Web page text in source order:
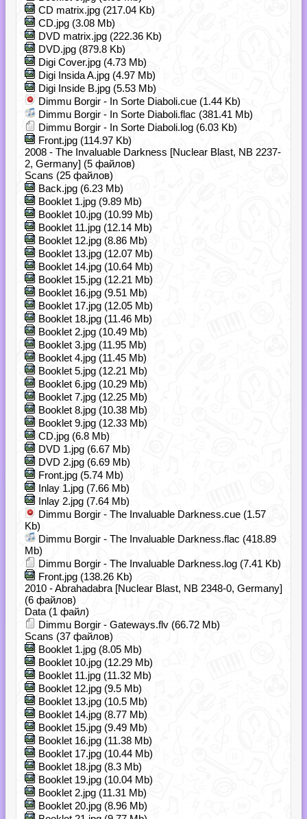
CD matrix.jpg (217.04 Kb)
CD.jpg (3.08 Mb)
DVD matrix.jpg (222.36 Kb)
DVD.jpg (879.8 Kb)
Digi Cover.jpg (4.73 Mb)
Digi Insida A.jpg (4.97 Mb)
Digi Inside B.jpg (5.53 Mb)
Dimmu Borgir - In Sorte Diaboli.cue (1.44 Kb)
Dimmu Borgir - In Sorte Diaboli.flac (381.41 Mb)
Dimmu Borgir - In Sorte Diaboli.log (6.03 Kb)
Front.jpg (114.97 Kb)
2008 - The Invaluable Darkness [Nuclear Blast, NB 2237-
2, Germany] (5 файлов)
Scans (25 файлов)
Back.jpg (6.23 Mb)
Booklet 1.jpg (9.89 Mb)
Booklet 10.jpg (10.99 Mb)
Booklet 11.jpg (12.14 Mb)
Booklet 12.jpg (8.86 Mb)
Booklet 13.jpg (12.07 Mb)
Booklet 14.jpg (10.64 Mb)
Booklet 15.jpg (12.21 Mb)
Booklet 16.jpg (9.51 Mb)
Booklet 17.jpg (12.05 Mb)
Booklet 18.jpg (11.46 Mb)
Booklet 2.jpg (10.49 Mb)
Booklet 3.jpg (11.95 Mb)
Booklet 4.jpg (11.45 Mb)
Booklet 5.jpg (12.21 Mb)
Booklet 6.jpg (10.29 Mb)
Booklet 7.jpg (12.25 Mb)
Booklet 8.jpg (10.38 Mb)
Booklet 9.jpg (12.33 Mb)
CD.jpg (6.8 Mb)
DVD 1.jpg (6.67 Mb)
DVD 2.jpg (6.69 Mb)
Front.jpg (5.74 Mb)
Inlay 1.jpg (7.66 Mb)
Inlay 2.jpg (7.64 Mb)
Dimmu Borgir - The Invaluable Darkness.cue (1.57
Kb)
Dimmu Borgir - The Invaluable Darkness.flac (418.89
Mb)
Dimmu Borgir - The Invaluable Darkness.log (7.41 Kb)
Front.jpg (138.26 Kb)
2010 - Abrahadabra [Nuclear Blast, NB 2348-0, Germany]
(6 файлов)
Data (1 файл)
Dimmu Borgir - Gateways.flv (66.72 Mb)
Scans (37 файлов)
Booklet 1.jpg (8.05 Mb)
Booklet 10.jpg (12.29 Mb)
Booklet 11.jpg (11.32 Mb)
Booklet 12.jpg (9.5 Mb)
Booklet 13.jpg (10.5 Mb)
Booklet 14.jpg (8.77 Mb)
Booklet 15.jpg (9.49 Mb)
Booklet 16.jpg (11.38 Mb)
Booklet 17.jpg (10.44 Mb)
Booklet 18.jpg (8.3 Mb)
Booklet 19.jpg (10.04 Mb)
Booklet 2.jpg (11.31 Mb)
Booklet 20.jpg (8.96 Mb)